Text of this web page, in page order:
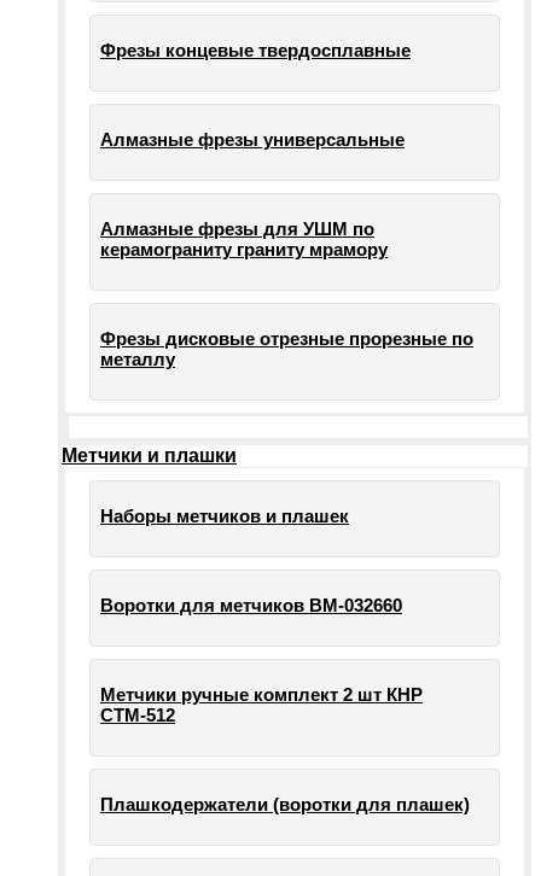
Фрезы концевые твердосплавные
Алмазные фрезы универсальные
Алмазные фрезы для УШМ по
керамограниту граниту мрамору
Фрезы дисковые отрезные прорезные по
металлу
Метчики и плашки
Наборы метчиков и плашек
Воротки для метчиков ВМ-032660
Метчики ручные комплект 2 шт КНР
СТМ-512
Плашкодержатели (воротки для плашек)